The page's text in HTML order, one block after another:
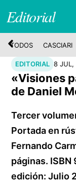
Editorial
TODOS CASCIARI
EDITORIAL 8 JUL,
«Visiones
de Daniel
Tercer
Portada en
Fernando
páginas.
edición: Julio